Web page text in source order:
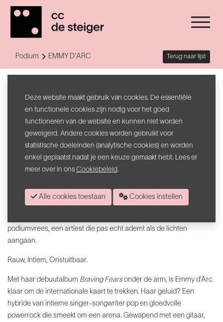
Podium EMMY D'ARC Terug naar lijst
Vergeet de gepolijste popmeisjes.Emmy d’Arcis van een ander
kaliber. Terwijl haar leeftijdsgenoten nog met poppen speelden,
zong Emmy de Playstation-game Singstar aan gort en claimde ze
haar eerste gitaar. De missie was toen al duidelijk: het podium op.
Niet om te behagen, maar om te overmeesteren. Wat volgde was
een vijftien jaar durende kruistocht langs meer dan 450 podia. Van
Jazz en Rock Werchter. Ze won zieltjes in de voorprogramma's van
grootheden als Sting, John Cale en Amy MacDonald. Wie Emmy
podiumvrees, een artiest die pas echt ademt als de lichten
aangaan.
Rauw, Intiem, Onstuitbaar.
Met haar debuutalbum Braving Fearsonder de arm, is Emmy d’Arc
klaar om de internationale kaart te trekken. Haar geluid? Een
hybride van intieme singer-songwriter pop en gloedvolle
powerrock die smeekt om een arena. Gewapend met een gitaar,
Deze website maakt gebruik van cookies. De essentiële
en functionele cookies zijn nodig voor het goed
functioneren van de website en kunnen niet worden
geweigerd. Andere cookies worden gebruikt voor
statistische doeleinden (analytische cookies) en worden
enkel geplaatst nadat je een keuze gemaakt hebt. Lees er
meer over in ons Cookiebeleid.
Alle cookies toestaan Cookies instellen